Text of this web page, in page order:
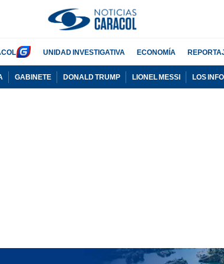
UNIDAD INVESTIGATIVA ECONOMÍA
GABINETE DONALD TRUMP LIONEL MESSI LOS